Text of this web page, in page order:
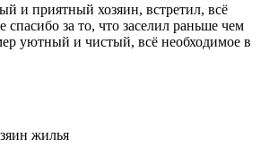
и приятный хозяин, встретил, всё
спасибо за то, что заселил раньше чем
уютный и чистый, всё необходимое в
жилья